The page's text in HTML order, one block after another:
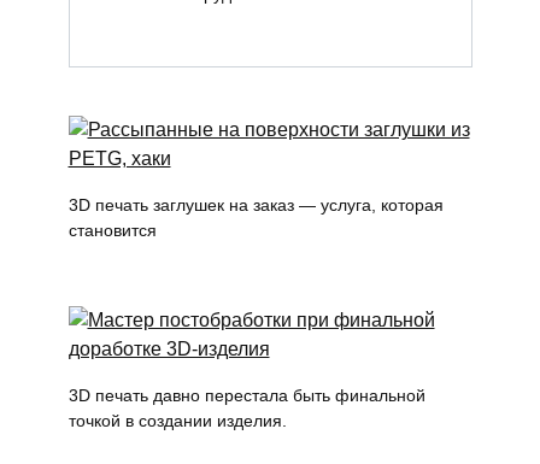
3D печать заглушек на заказ — услуга, которая
становится
3D печать давно перестала быть финальной
точкой в создании изделия.